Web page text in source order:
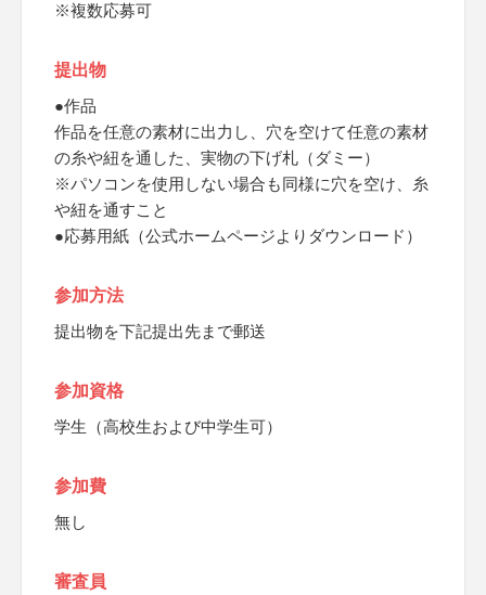
※複数応募可
提出物
●作品
作品を任意の素材に出力し、穴を空けて任意の素材
の糸や紐を通した、実物の下げ札（ダミー）
※パソコンを使用しない場合も同様に穴を空け、糸
や紐を通すこと
●応募用紙（公式ホームページよりダウンロード）
参加方法
提出物を下記提出先まで郵送
参加資格
学生（高校生および中学生可）
参加費
無し
審査員